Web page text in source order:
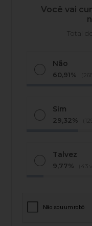
Você vai
Total
Não
60,91%
Sim
29,32%
Talvez
9,77% (43